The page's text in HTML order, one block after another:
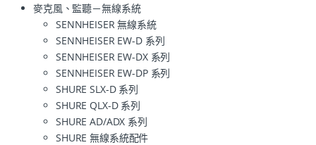
麥克風、監聽－無線系統
SENNHEISER 無線系統
SENNHEISER EW-D 系列
SENNHEISER EW-DX 系列
SENNHEISER EW-DP 系列
SHURE SLX-D 系列
SHURE QLX-D 系列
SHURE AD/ADX 系列
SHURE 無線系統配件